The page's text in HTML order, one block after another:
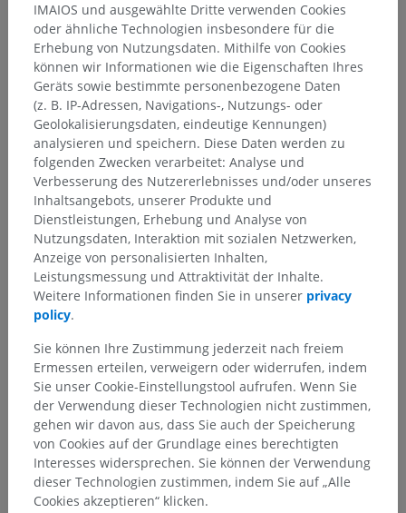
Infarctus trans-mural inférieur étendu
avec remaniements hémorragiques,
probablement non viable (critères
indirects)
Dr Antoine Micheau,Dr Sébastien Bommart, Pr Hélène
Vernhet Kovacsik
Clinical Case Channel IMAIOS
Album: Bildgebung des Herzens
Dysplasie arythmogène du ventricule
droit
Dr Antoine Micheau,Dr Sébastien Bommart,
IMAIOS und ausgewählte Dritte verwenden Cookies
oder ähnliche Technologien insbesondere für die
Erhebung von Nutzungsdaten. Mithilfe von Cookies
können wir Informationen wie die Eigenschaften Ihres
Geräts sowie bestimmte personenbezogene Daten
(z. B. IP-Adressen, Navigations-, Nutzungs- oder
Geolokalisierungsdaten, eindeutige Kennungen)
analysieren und speichern. Diese Daten werden zu
folgenden Zwecken verarbeitet: Analyse und
Verbesserung des Nutzererlebnisses und/oder unseres
Inhaltsangebots, unserer Produkte und
Dienstleistungen, Erhebung und Analyse von
Nutzungsdaten, Interaktion mit sozialen Netzwerken,
Anzeige von personalisierten Inhalten,
Leistungsmessung und Attraktivität der Inhalte.
Weitere Informationen finden Sie in unserer privacy
policy.
Sie können Ihre Zustimmung jederzeit nach freiem
Ermessen erteilen, verweigern oder widerrufen, indem
Sie unser Cookie-Einstellungstool aufrufen. Wenn Sie
der Verwendung dieser Technologien nicht zustimmen,
gehen wir davon aus, dass Sie auch der Speicherung
von Cookies auf der Grundlage eines berechtigten
Interesses widersprechen. Sie können der Verwendung
dieser Technologien zustimmen, indem Sie auf „Alle
Cookies akzeptieren“ klicken.